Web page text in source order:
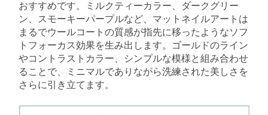
おすすめです。ミルクティーカラー、ダークグリー
ン、スモーキーパープルなど、マットネイルアートは
まるでウールコートの質感が指先に移ったようなソフ
トフォーカス効果を生み出します。ゴールドのライン
やコントラストカラー、シンプルな模様と組み合わせ
ることで、ミニマルでありながら洗練された美しさを
さらに引き立てます。